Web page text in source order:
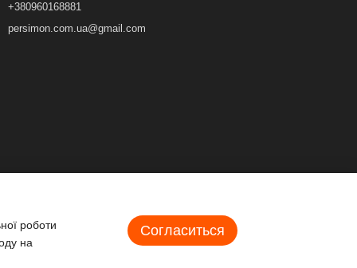
+380960168881
persimon.com.ua@gmail.com
роботи
на
Согласиться